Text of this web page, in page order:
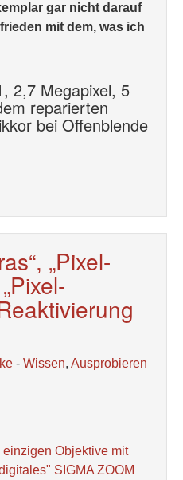
gar nicht darauf
mit dem, was ich
2,7 Megapixel, 5
reparierten
bei Offenblende
„Pixel-
- Wissen, Ausprobieren
Objektive mit
SIGMA ZOOM